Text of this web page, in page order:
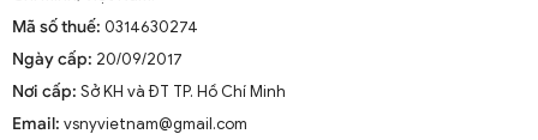
Cấu trúc tổng thể của quạt trần cánh dài
cơ, cánh quạt, bộ điều khiển và thân quạt. Các cánh quạt
được chế tạo từ chất liệu như gỗ, kim loại hoặc
Mã số thuế: 0314630274
Ngày cấp: 20/09/2017
Nơi cấp: Sở KH và ĐT TP. Hồ Chí Minh
Email: vsnyvietnam@gmail.com